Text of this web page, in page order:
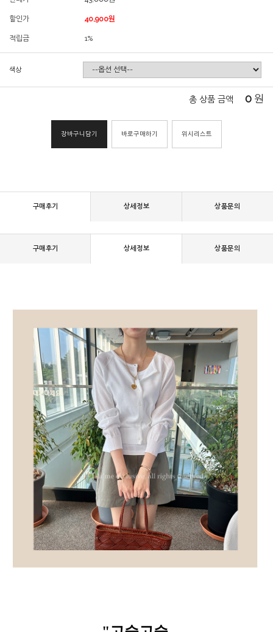
할인가 40,900원
적립금 1%
색상
총 상품 금액 0 원
장바구니담기 바로구매하기 위시리스트
구매후기 상세정보 상품문의
구매후기 상세정보 상품문의